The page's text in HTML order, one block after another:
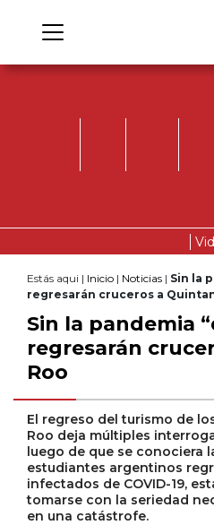
Estás aqui | Inicio | Noticias | Sin la
regresarán cruceros a
Sin la pandemia
regresarán
Roo
El regreso del turismo de
Roo deja múltiples
luego de que se conociera
estudiantes argentinos
infectados de COVID-19,
tomarse con la seriedad
en una catástrofe.